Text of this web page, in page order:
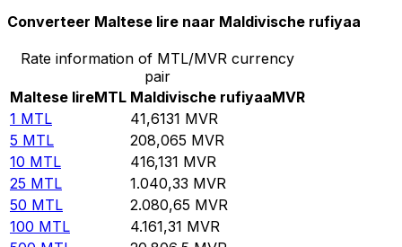
Converteer Maltese lire naar Maldivische rufiyaa
Rate information of MTL/MVR currency
pair
Maltese lireMTL Maldivische rufiyaaMVR
1 MTL 41,6131 MVR
5 MTL 208,065 MVR
10 MTL 416,131 MVR
25 MTL 1.040,33 MVR
50 MTL 2.080,65 MVR
100 MTL 4.161,31 MVR